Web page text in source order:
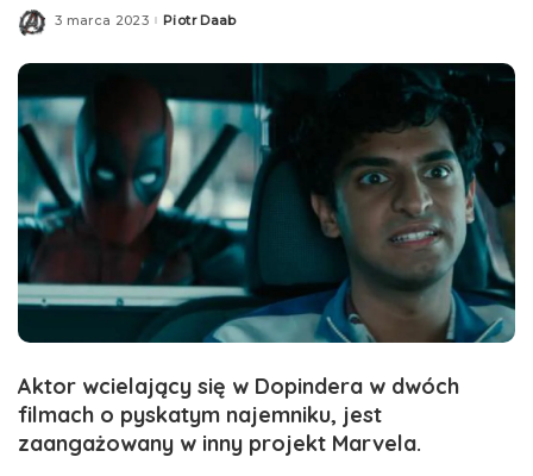
3 marca 2023Posted
Piotr Daab
Aktor wcielający się w Dopindera w dwóch
filmach o pyskatym najemniku, jest
zaangażowany w inny projekt Marvela.